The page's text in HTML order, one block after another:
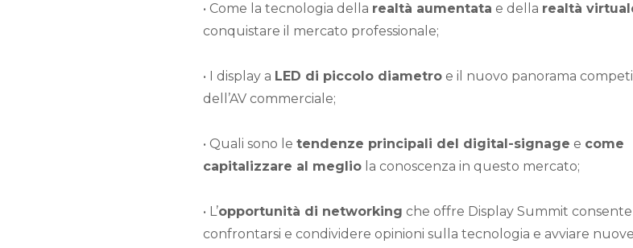
• Come la tecnologia della realtà aumentata e della realtà
conquistare il mercato professionale;
• I display a LED di piccolo diametro e il nuovo panorama
dell’AV commerciale;
• Quali sono le tendenze principali del digital-signage e come
capitalizzare al meglio la conoscenza in questo mercato;
• L’opportunità di networking che offre Display Summit
confrontarsi e condividere opinioni sulla tecnologia e avviare